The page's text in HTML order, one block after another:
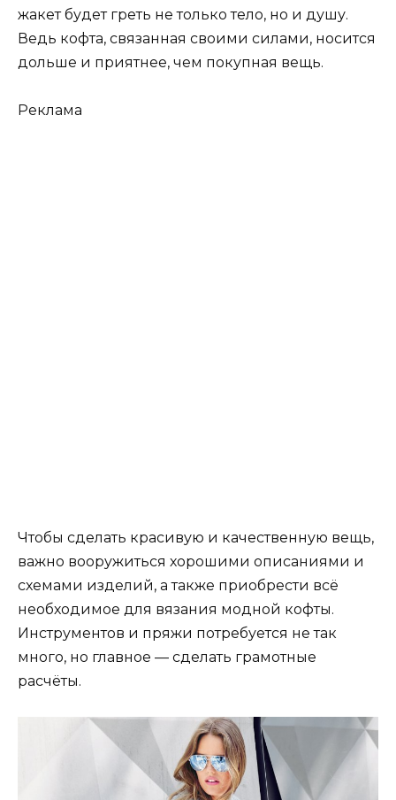
жакет будет греть не только тело, но и душу.
Ведь кофта, связанная своими силами, носится
дольше и приятнее, чем покупная вещь.
Реклама
Чтобы сделать красивую и качественную вещь,
важно вооружиться хорошими описаниями и
схемами изделий, а также приобрести всё
необходимое для вязания модной кофты.
Инструментов и пряжи потребуется не так
много, но главное — сделать грамотные
расчёты.